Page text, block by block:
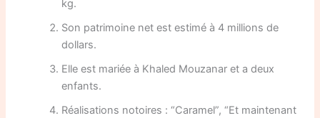
kg.
Son patrimoine net est estimé à 4 millions de
dollars.
Elle est mariée à Khaled Mouzanar et a deux
enfants.
Réalisations notoires : “Caramel”, “Et maintenant